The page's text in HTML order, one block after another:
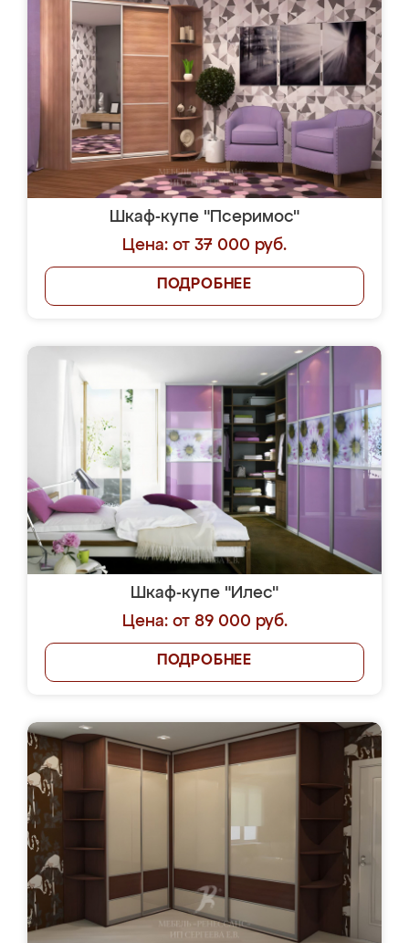
Шкаф-купе "Псеримос"
Цена: от 37 000 руб.
ПОДРОБНЕЕ
Шкаф-купе "Илес"
Цена: от 89 000 руб.
ПОДРОБНЕЕ